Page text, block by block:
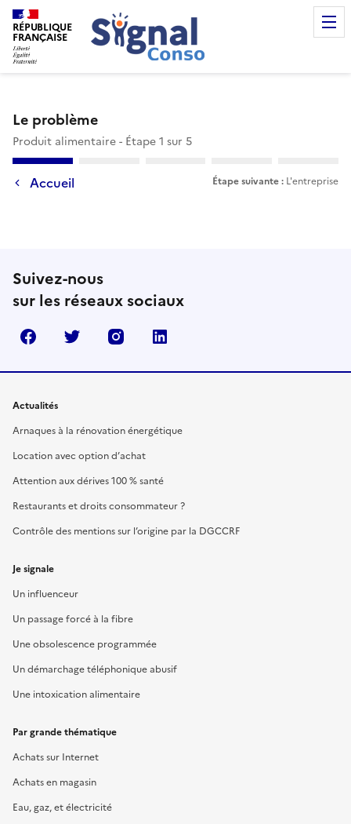
RÉPUBLIQUE
FRANÇAISE
Produit alimentaire- Étape1 sur 5
Le problème
Accueil Étape suivante : L'entreprise
Suivez-nous
sur les réseaux sociaux
facebook twitter instagram
Actualités
Arnaques à la rénovation énergétique
Location avec option d’achat
Attention aux dérives 100 % santé
Restaurants et droits consommateur ?
Contrôle des mentions sur l’origine par la DGCCRF
Je signale
Un influenceur
Un passage forcé à la fibre
Une obsolescence programmée
Un démarchage téléphonique abusif
Une intoxication alimentaire
Par grande thématique
Achats sur Internet
Achats en magasin
Eau, gaz, et électricité